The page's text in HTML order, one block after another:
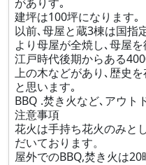
建坪は100坪になります｡
以前､母屋と蔵3棟は国指
より母屋が全焼し､母屋
江戸時代後期からある
上の木などがあり､歴史
と思います｡
BBQ .焚き火など､アウト
注意事項
花火は手持ち花火のみと
だいております。
屋外でのBBQ,焚き火は20